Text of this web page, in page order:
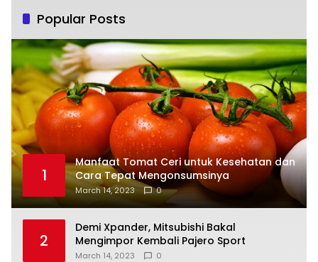
Popular Posts
1
Manfaat Tomat Ceri untuk Kesehatan dan
Cara Tepat Mengonsumsinya
March 14, 2023 0
2
Demi Xpander, Mitsubishi Bakal
Mengimpor Kembali Pajero Sport
March 14, 2023 0